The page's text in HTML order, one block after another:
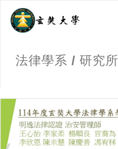
法律學系 / 研究所